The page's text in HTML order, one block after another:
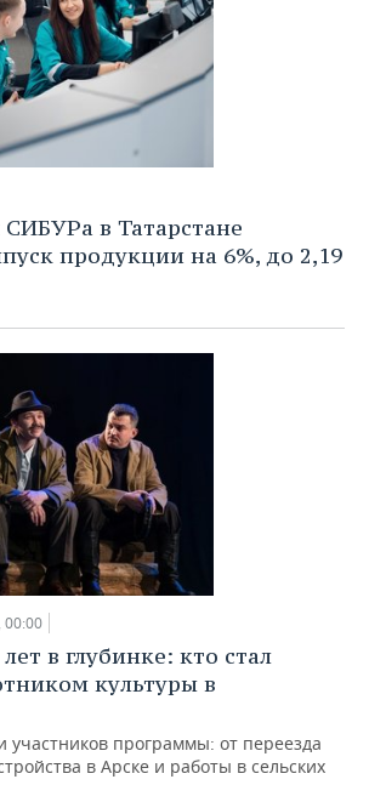
в Татарстане
продукции на 6%, до 2,19
в глубинке: кто стал
культуры в
участников программы: от переезда
в Арске и работы в сельских